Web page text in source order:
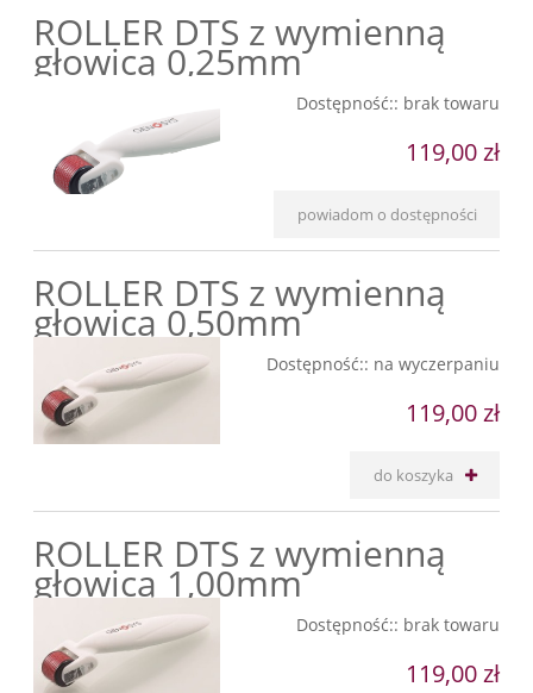
ROLLER DTS z wymienną
głowicą 0,25mm
Dostępność:: brak towaru
119,00 zł
powiadom o dostępności
ROLLER DTS z wymienną
głowicą 0,50mm
Dostępność:: na wyczerpaniu
119,00 zł
do koszyka
ROLLER DTS z wymienną
głowicą 1,00mm
Dostępność:: brak towaru
119,00 zł